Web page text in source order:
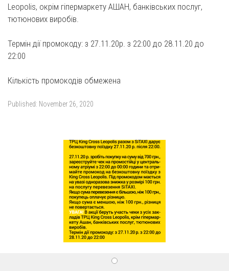
Leopolis, окрім гіпермаркету АШАН, банківських послуг,
тютюнових виробів.
Термін дії промокоду: з 27.11.20р. з 22:00 до 28.11.20 до
22:00
Кількість промокодів обмежена
Published: November 26, 2020